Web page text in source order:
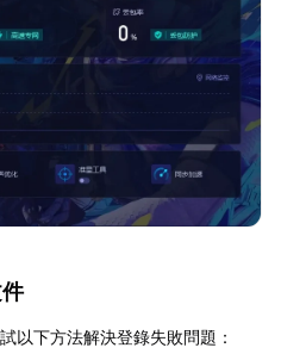
以下方法解決登錄失敗問題：